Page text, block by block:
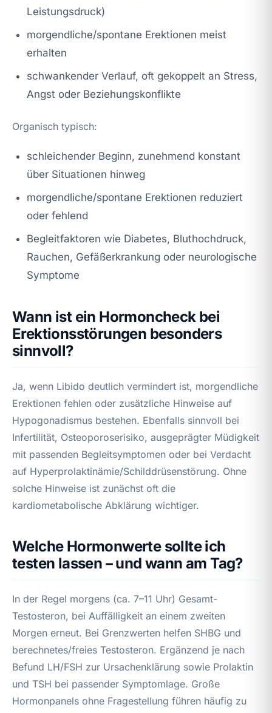
Leistungsdruck)
morgendliche/spontane Erektionen meist
erhalten
schwankender Verlauf, oft gekoppelt an Stress,
Angst oder Beziehungskonflikte
Organisch typisch:
schleichender Beginn, zunehmend konstant
über Situationen hinweg
morgendliche/spontane Erektionen reduziert
oder fehlend
Begleitfaktoren wie Diabetes, Bluthochdruck,
Rauchen, Gefäßerkrankung oder neurologische
Symptome
Wann ist ein Hormoncheck bei
Erektionsstörungen besonders
sinnvoll?
Ja, wenn Libido deutlich vermindert ist, morgendliche
Erektionen fehlen oder zusätzliche Hinweise auf
Hypogonadismus bestehen. Ebenfalls sinnvoll bei
Infertilität, Osteoporoserisiko, ausgeprägter Müdigkeit
mit passenden Begleitsymptomen oder bei Verdacht
auf Hyperprolaktinämie/Schilddrüsenstörung. Ohne
solche Hinweise ist zunächst oft die
kardiometabolische Abklärung wichtiger.
Welche Hormonwerte sollte ich
testen lassen – und wann am Tag?
In der Regel morgens (ca. 7–11 Uhr) Gesamt-
Testosteron, bei Auffälligkeit an einem zweiten
Morgen erneut. Bei Grenzwerten helfen SHBG und
berechnetes/freies Testosteron. Ergänzend je nach
Befund LH/FSH zur Ursachenklärung sowie Prolaktin
und TSH bei passender Symptomlage. Große
Hormonpanels ohne Fragestellung führen häufig zu